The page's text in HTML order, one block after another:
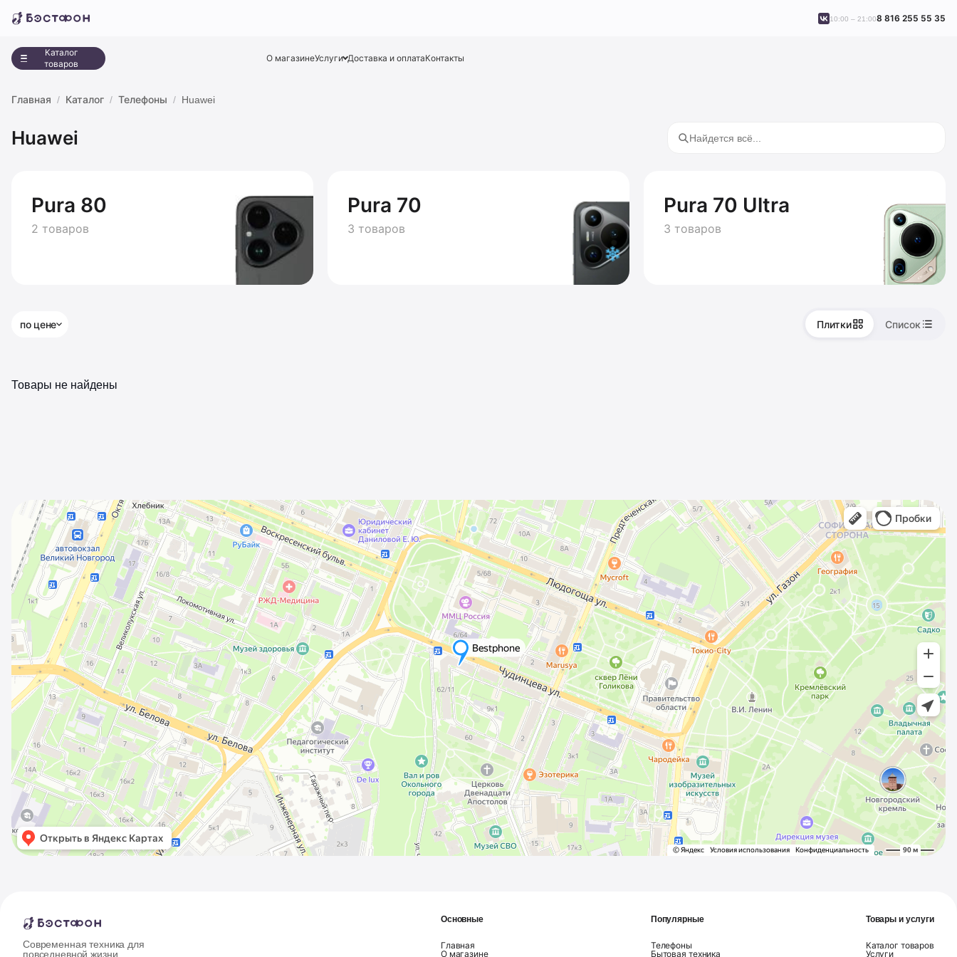
О магазинеУслуги Доставка и оплатаКонтакты
Каталог
товаров
10:00 – 21:008 816 255 55 35
Главная Каталог Телефоны Huawei
Huawei
Pura 80
2 товаров
Pura 70
3 товаров
Pura 70 Ultra
3 товаров
по цене Плитки Список
Товары не найдены
Современная техника для
повседневной жизни
Основные
Главная
О магазине
Популярные
Телефоны
Бытовая техника
Товары и услуги
Каталог товаров
Услуги